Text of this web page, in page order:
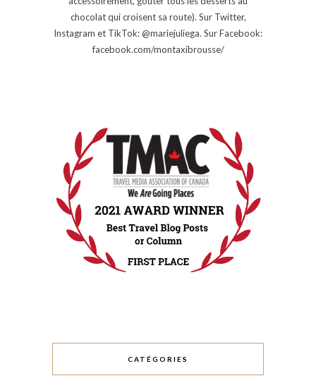
chocolat qui croisent sa route). Sur Twitter,
Instagram et TikTok: @mariejuliega. Sur Facebook:
facebook.com/montaxibrousse/
CATÉGORIES